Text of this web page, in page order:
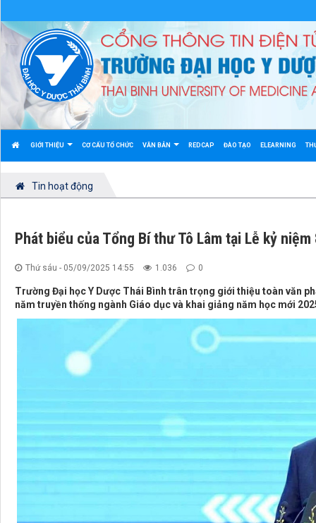
GIỚI THIỆU CƠ CẤU TỔ CHỨC VĂN BẢN REDCAP ĐÀO TẠO ELEARNING
Tin hoạt động
Phát biểu của Tổng Bí thư Tô Lâm tại Lễ kỷ
Thứ sáu - 05/09/2025 14:55 1.036 0
Trường Đại học Y Dược Thái Bình trân trọng giới thiệu toàn văn
năm truyền thống ngành Giáo dục và khai giảng năm học mới